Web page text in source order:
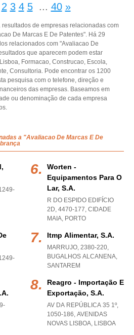
2 3 4 5 ... 40 »
resultados de empresas relacionadas com
De Marcas E De Patentes". Há 29
relacionados com "Avaliacao De
que aparecem podem estar
Formacao, Construcao, Escola,
Consultoria. Pode encontrar os 1200
pesquisa com o telefone, direção e
das empresas. Baseamos em
ou denominação de cada empresa
a "Avaliacao De Marcas E De
Worten -
Equipamentos Para O
Lar, S.a.
R DO ESPIDO EDIFÍCIO
2D, 4470-177, CIDADE
MAIA, PORTO
Itmp Alimentar, S.a.
MARRUJO, 2380-220,
BUGALHOS ALCANENA,
SANTAREM
Reagro - Importação E
Exportação, S.a.
AV DA REPÚBLICA 35 1º,
1050-186, AVENIDAS
NOVAS LISBOA, LISBOA